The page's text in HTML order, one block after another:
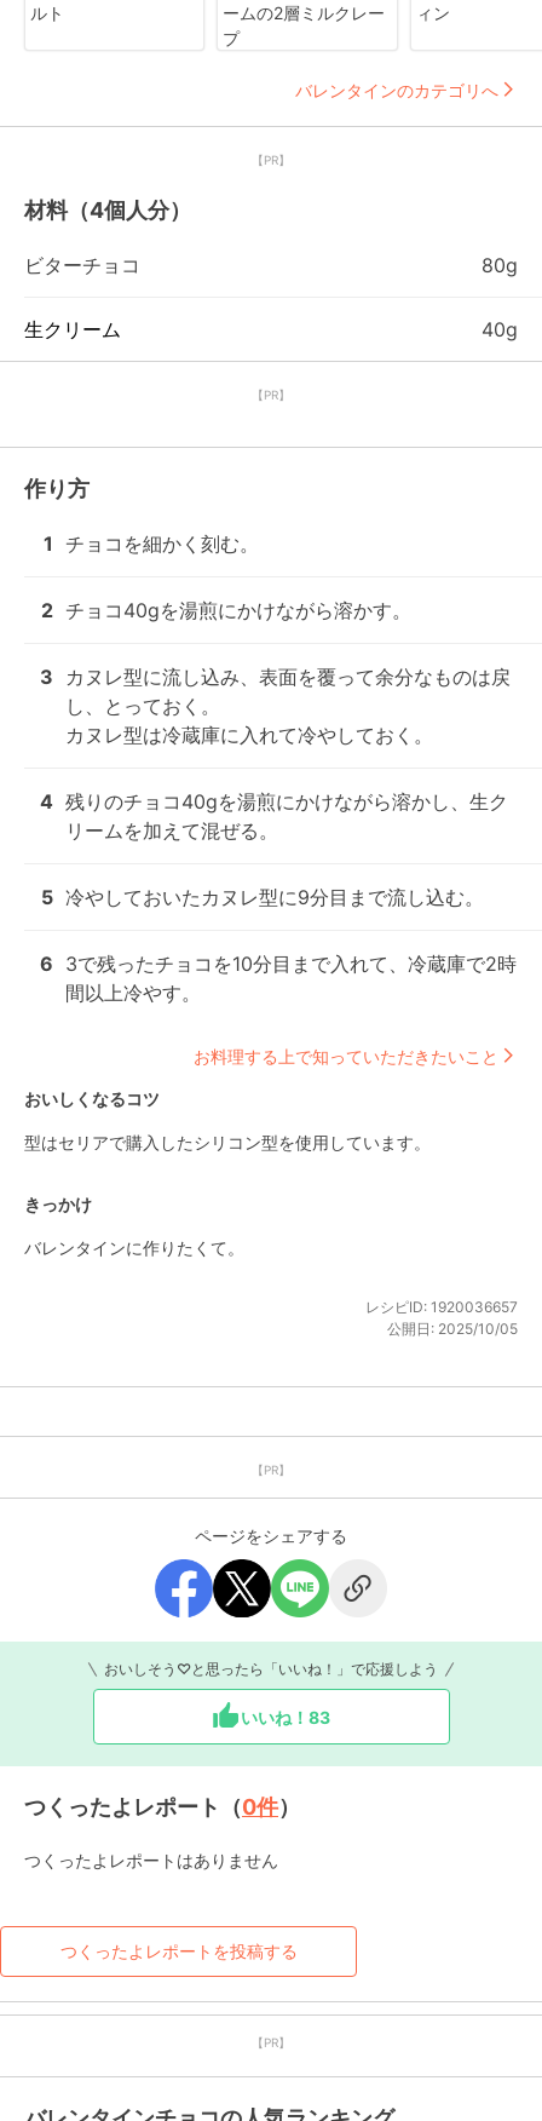
ルト
ームの2層ミルクレー
プ
ィン
バレンタインのカテゴリへ
【PR】
材料（4個人分）
ビターチョコ 80g
生クリーム 40g
【PR】
作り方
1 チョコを細かく刻む。
2 チョコ40gを湯煎にかけながら溶かす。
3
カヌレ型に流し込み、表面を覆って余分なものは戻
し、とっておく。
カヌレ型は冷蔵庫に入れて冷やしておく。
4 残りのチョコ40gを湯煎にかけながら溶かし、生ク
リームを加えて混ぜる。
5 冷やしておいたカヌレ型に9分目まで流し込む。
6 3で残ったチョコを10分目まで入れて、冷蔵庫で2時
間以上冷やす。
お料理する上で知っていただきたいこと
おいしくなるコツ
型はセリアで購入したシリコン型を使用しています。
きっかけ
バレンタインに作りたくて。
レシピID: 1920036657
公開日: 2025/10/05
【PR】
ページをシェアする
おいしそう♡と思ったら「いいね！」で応援しよう
いいね！ 83
つくったよレポート（0件）
つくったよレポートはありません
つくったよレポートを投稿する
【PR】